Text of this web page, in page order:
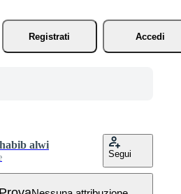
Registrati
Accedi
alwi
Segui